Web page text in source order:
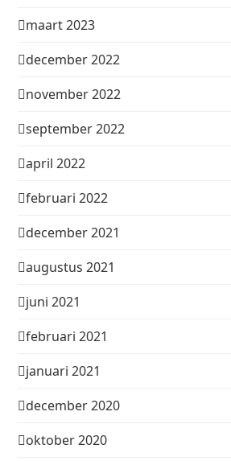
maart 2023
december 2022
november 2022
september 2022
april 2022
februari 2022
december 2021
augustus 2021
juni 2021
februari 2021
januari 2021
december 2020
oktober 2020